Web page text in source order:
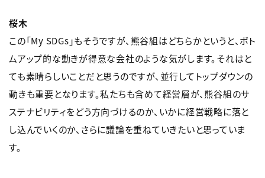
桜木
この「My SDGs」もそうですが、熊谷組はどちらかというと、ボト
ムアップ的な動きが得意な会社のような気がします。それはと
ても素晴らしいことだと思うのですが、並行してトップダウンの
動きも重要となります。私たちも含めて経営層が、熊谷組のサ
ステナビリティをどう方向づけるのか、いかに経営戦略に落と
し込んでいくのか、さらに議論を重ねていきたいと思っていま
す。